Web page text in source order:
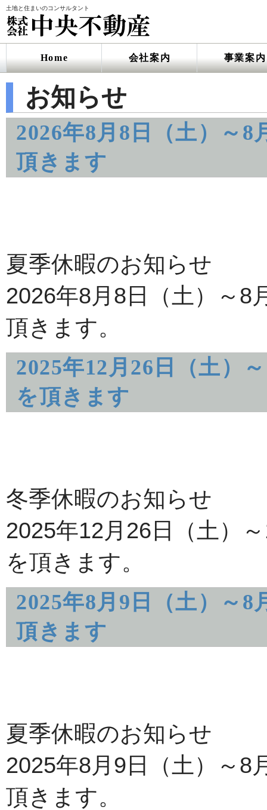
土地と住まいのコンサルタント
Home 会社案内 事業案内
お知らせ
2026年8月8日（土）～
頂きます
夏季休暇のお知らせ
2026年8月8日（土）～8
頂きます。
2025年12月26日（土）
を頂きます
冬季休暇のお知らせ
2025年12月26日（土）
を頂きます。
2025年8月9日（土）～
頂きます
夏季休暇のお知らせ
2025年8月9日（土）～8
頂きます。